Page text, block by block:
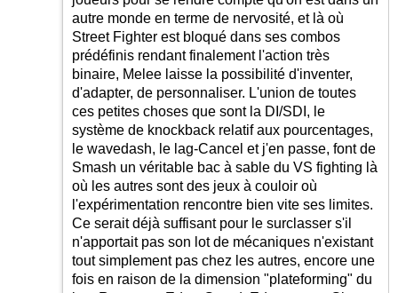
autre monde en terme de nervosité, et là où
Street Fighter est bloqué dans ses combos
prédéfinis rendant finalement l'action très
binaire, Melee laisse la possibilité d'inventer,
d'adapter, de personnaliser. L'union de toutes
ces petites choses que sont la DI/SDI, le
système de knockback relatif aux pourcentages,
le wavedash, le lag-Cancel et j'en passe, font de
Smash un véritable bac à sable du VS fighting là
où les autres sont des jeux à couloir où
l'expérimentation rencontre bien vite ses limites.
Ce serait déjà suffisant pour le surclasser s'il
n'apportait pas son lot de mécaniques n'existant
tout simplement pas chez les autres, encore une
fois en raison de la dimension "plateforming" du